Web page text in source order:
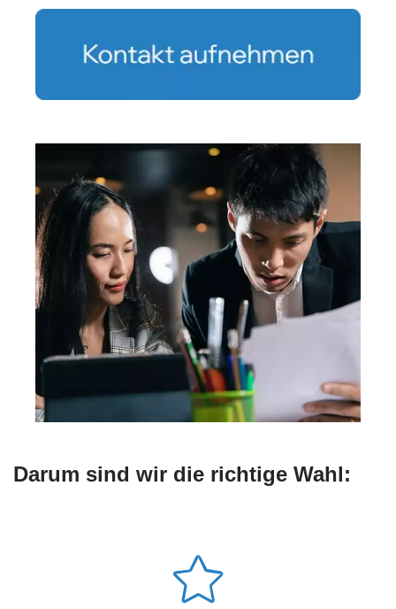
Darum sind wir die richtige Wahl: